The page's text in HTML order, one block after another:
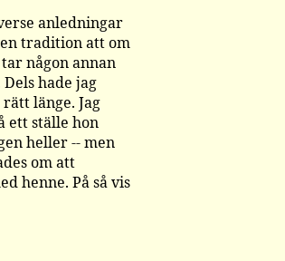
anledningar
tradition att om
någon annan
hade jag
länge. Jag
ett ställe hon
heller -- men
om att
henne. På så vis